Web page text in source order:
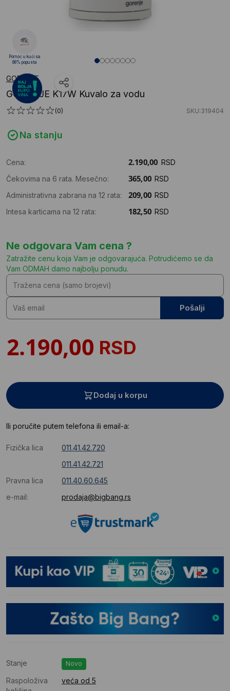
GORENJE
GORENJE K17W Kuvalo za vodu
(0) SKU:319404
Na stanju
Cena:
RSD
Čekovima na 6 rata. Mesečno:
RSD
Administrativna zabrana na 12 rata:
RSD
Intesa karticama na 12 rata:
RSD
Ne odgovara Vam cena ?
Zatražite cenu koja Vam je odgovarajuća. Potrudićemo se da
Vam ODMAH damo najbolju ponudu.
Pošalji
RSD
Dodaj u korpu
Ili poručite putem telefona ili email-a:
Fizička lica
011.41.42.720
011.41.42.721
Pravna lica
011.40.60.645
e-mail:
prodaja@bigbang.rs
Stanje Novo
Raspoloživa
veća od 5
Pomoć u kući sa
88% popusta